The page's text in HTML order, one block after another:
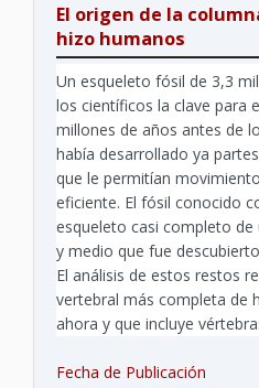
El origen de la
hizo humanos
Un esqueleto fósil de 3,3
los científicos la clave para
millones de años antes de
había desarrollado ya
que le permitían
eficiente. El fósil conocido
esqueleto casi completo
y medio que fue
El análisis de estos restos
vertebral más completa de
ahora y que incluye
Fecha de Publicación